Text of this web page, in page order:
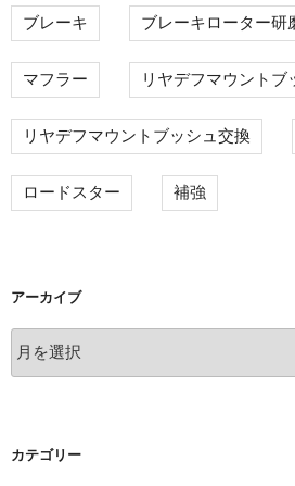
ブレーキ ブレーキローター研
マフラー リヤデフマウントブ
リヤデフマウントブッシュ交換
ロードスター 補強
アーカイブ
ー
カテゴリー